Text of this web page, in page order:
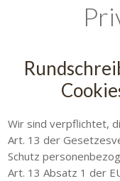
BIS:
Wir sind verpflichtet,
Art. 13 der
Schutz
Art. 13 Absatz 1 der